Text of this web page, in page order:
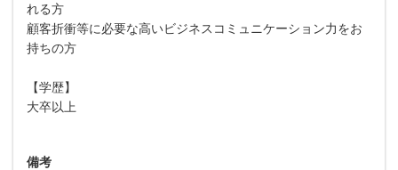
れる方
顧客折衝等に必要な高いビジネスコミュニケーション力をお
持ちの方
【学歴】
大卒以上
備考